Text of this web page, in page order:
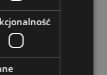
pomarańczowy